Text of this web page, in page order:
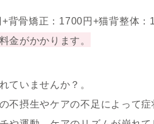
背骨矯正：1700円+猫背整体：
がかかります。
ていませんか？。
不摂生やケアの不足によって